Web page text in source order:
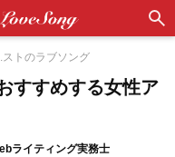
トのラブソング
すすめする女性ア
ライティング実務士